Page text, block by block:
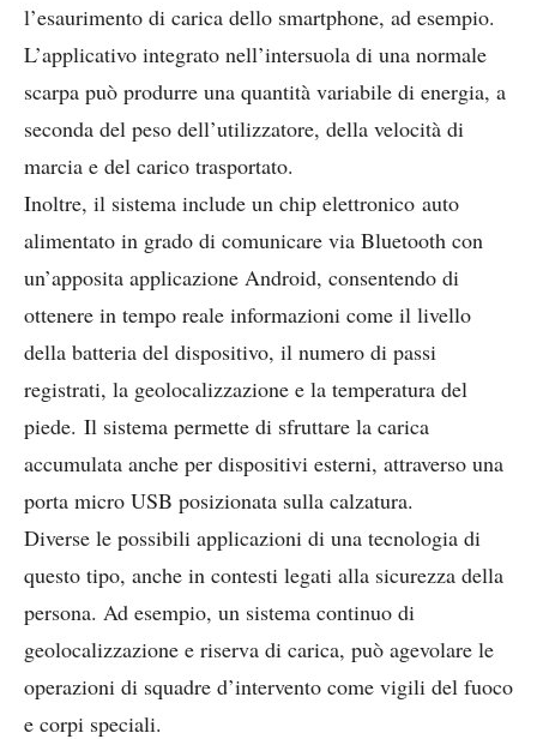
l’esaurimento di carica dello smartphone, ad esempio.
L’applicativo integrato nell’intersuola di una normale
scarpa può produrre una quantità variabile di energia, a
seconda del peso dell’utilizzatore, della velocità di
marcia e del carico trasportato.
Inoltre, il sistema include un chip elettronico auto
alimentato in grado di comunicare via Bluetooth con
un’apposita applicazione Android, consentendo di
ottenere in tempo reale informazioni come il livello
della batteria del dispositivo, il numero di passi
registrati, la geolocalizzazione e la temperatura del
piede. Il sistema permette di sfruttare la carica
accumulata anche per dispositivi esterni, attraverso una
porta micro USB posizionata sulla calzatura.
Diverse le possibili applicazioni di una tecnologia di
questo tipo, anche in contesti legati alla sicurezza della
persona. Ad esempio, un sistema continuo di
geolocalizzazione e riserva di carica, può agevolare le
operazioni di squadre d’intervento come vigili del fuoco
e corpi speciali.